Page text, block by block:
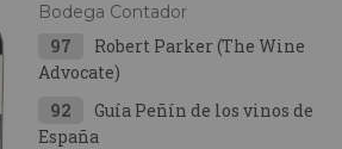
Bodega Contador
97
Robert Parker (The Wine
Advocate)
92
Guía Peñín de los vinos de
España